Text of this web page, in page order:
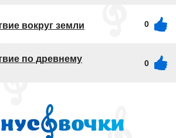
вокруг земли 0
по древнему
0